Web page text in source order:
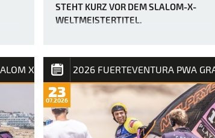
STEHT KURZ VOR DEM SLALOM-X-
WELTMEISTERTITEL.
entpuppt sich als wahrer
Ausdauerwettkampf, bei dem die unerbittlich
heulenden Winde keine Verschnaufpause
zulassen und die mentalen und körperlichen
Fähigkeiten der weltbesten Windsurfer bis
an ihre absoluten Grenzen bringen. Heute
X
23
07.2026